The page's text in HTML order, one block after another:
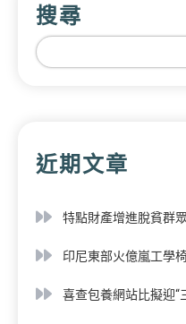
搜尋
近期文章
特點財產增進脫貧群
印尼東部火億嵐工學
喜查包養網站比擬迎“